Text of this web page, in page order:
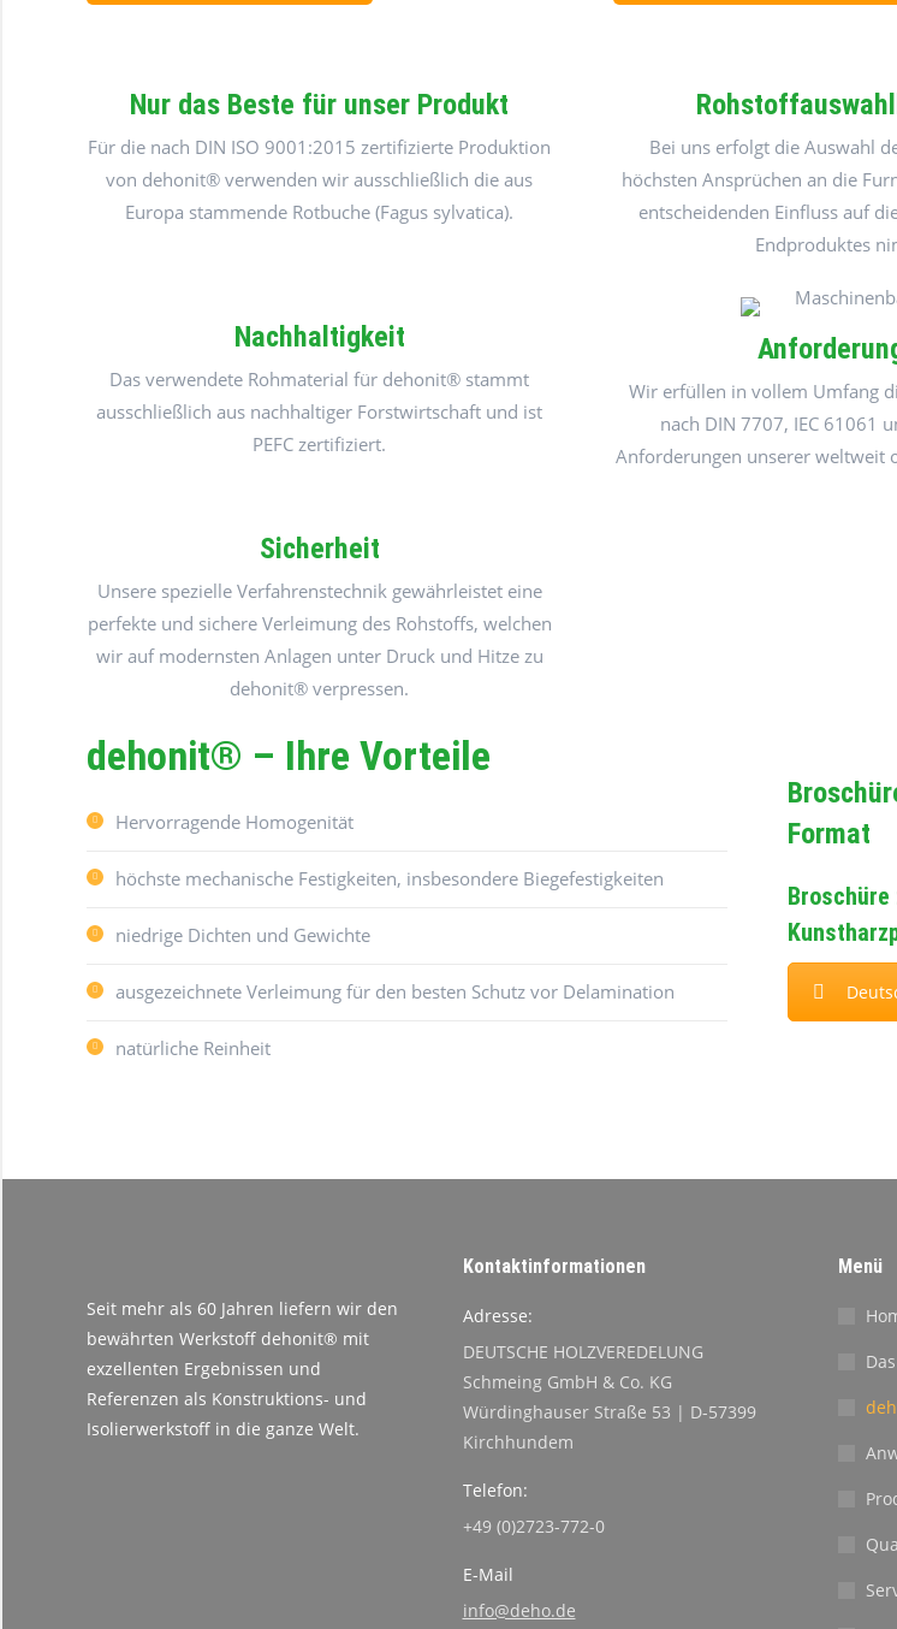
Nur das Beste für unser Produkt
Für die nach DIN ISO 9001:2015 zertifizierte Produktion
von dehonit® verwenden wir ausschließlich die aus
Europa stammende Rotbuche (Fagus sylvatica).
Bei uns erfolgt die Auswahl
höchsten Ansprüchen an die
entscheidenden Einfluss auf
Endproduktes
Nachhaltigkeit
Das verwendete Rohmaterial für dehonit® stammt
ausschließlich aus nachhaltiger Forstwirtschaft und ist
PEFC zertifiziert.
Wir erfüllen in vollem Umfang
nach DIN 7707, IEC 61061
Anforderungen unserer weltweit
Sicherheit
Unsere spezielle Verfahrenstechnik gewährleistet eine
perfekte und sichere Verleimung des Rohstoffs, welchen
wir auf modernsten Anlagen unter Druck und Hitze zu
dehonit® verpressen.
dehonit® – Ihre Vorteile
Hervorragende Homogenität
höchste mechanische Festigkeiten, insbesondere Biegefestigkeiten
niedrige Dichten und Gewichte
ausgezeichnete Verleimung für den besten Schutz vor Delamination
natürliche Reinheit
Format
Broschüre
Seit mehr als 60 Jahren liefern wir den
bewährten Werkstoff dehonit® mit
exzellenten Ergebnissen und
Referenzen als Konstruktions- und
Isolierwerkstoff in die ganze Welt.
Kontaktinformationen
Adresse:
DEUTSCHE HOLZVEREDELUNG
Schmeing GmbH & Co. KG
Würdinghauser Straße 53 | D-57399
Kirchhundem
Telefon:
+49 (0)2723-772-0
E-Mail
info@deho.de
Menü